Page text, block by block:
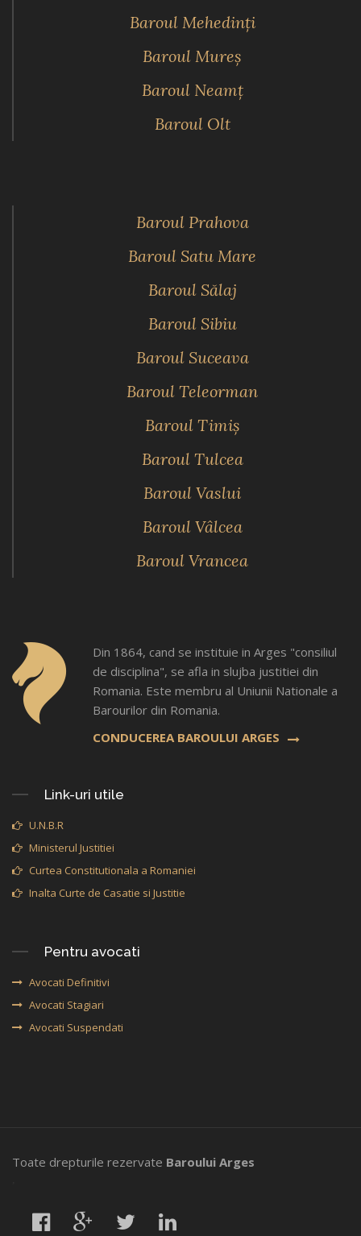
Baroul Mehedinţi
Baroul Mureş
Baroul Neamţ
Baroul Olt
Baroul Prahova
Baroul Satu Mare
Baroul Sălaj
Baroul Sibiu
Baroul Suceava
Baroul Teleorman
Baroul Timiş
Baroul Tulcea
Baroul Vaslui
Baroul Vâlcea
Baroul Vrancea
Din 1864, cand se instituie in Arges "consiliul
de disciplina", se afla in slujba justitiei din
Romania. Este membru al Uniunii Nationale a
Barourilor din Romania.
CONDUCEREA BAROULUI ARGES
Link-uri utile
U.N.B.R
Ministerul Justitiei
Curtea Constitutionala a Romaniei
Inalta Curte de Casatie si Justitie
Pentru avocati
Avocati Definitivi
Avocati Stagiari
Avocati Suspendati
Toate drepturile rezervate Baroului Arges